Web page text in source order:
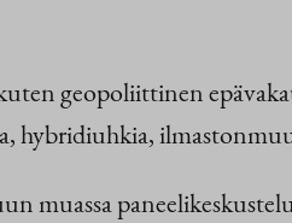
geopoliittinen
hybridiuhkia,
muassa